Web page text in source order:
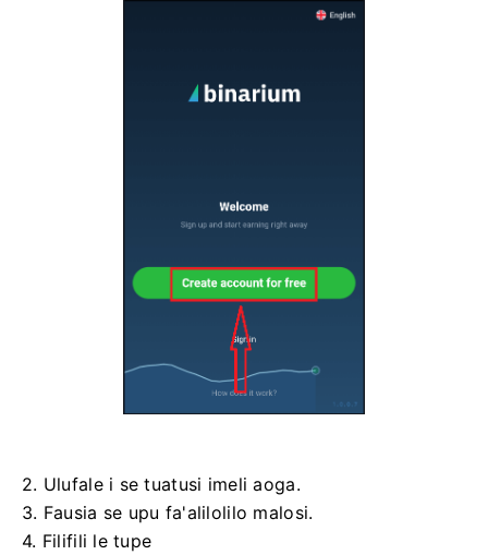
2. Ulufale i se tuatusi imeli aoga.
3. Fausia se upu fa'alilolilo malosi.
4. Filifili le tupe